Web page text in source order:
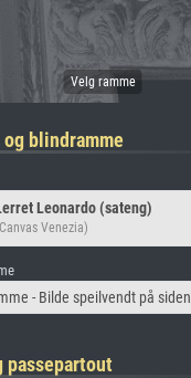
blindramme
Leonardo (sateng)
Venezia)
- Bilde speilvendt på siden
passepartout